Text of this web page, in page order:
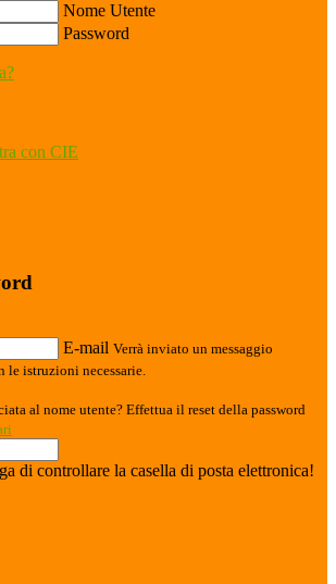
Nome Utente
Password
con CIE
E-mail Verrà inviato un messaggio
istruzioni necessarie.
al nome utente? Effettua il reset della password
di controllare la casella di posta elettronica!